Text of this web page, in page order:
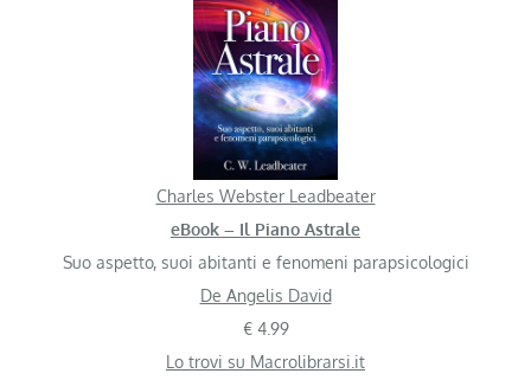
Charles Webster Leadbeater
eBook – Il Piano Astrale
Suo aspetto, suoi abitanti e fenomeni parapsicologici
De Angelis David
€ 4.99
Lo trovi su Macrolibrarsi.it